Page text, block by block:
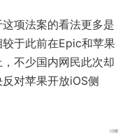
项法案的看法更多是
于此前在Epic和苹果
不少国内网民此次却
对苹果开放iOS侧